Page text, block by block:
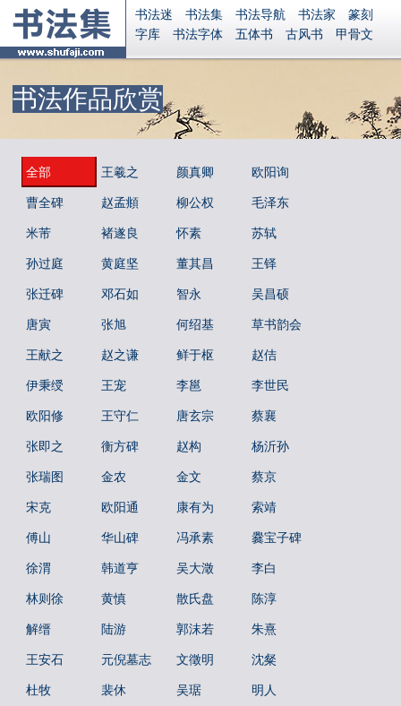
书法迷 书法集 书法导航 书法家
篆刻
字库
书法字体 五体书 古风书
甲骨文
集字
古籍
中医 电子书
商城
起名
识字 英语 签名
硬筆字
Ai矢量
P图宝 南无阿弥陀佛
书法作品欣赏
全部 王羲之 颜真卿 欧阳询
曹全碑 赵孟頫 柳公权 毛泽东
米芾 褚遂良 怀素 苏轼
孙过庭 黄庭坚 董其昌 王铎
张迁碑 邓石如 智永 吴昌硕
唐寅 张旭 何绍基 草书韵会
王献之 赵之谦 鲜于枢 赵佶
伊秉绶 王宠 李邕 李世民
欧阳修 王守仁 唐玄宗 蔡襄
张即之 衡方碑 赵构 杨沂孙
张瑞图 金农 金文 蔡京
宋克 欧阳通 康有为 索靖
傅山 华山碑 冯承素 爨宝子碑
徐渭 韩道亨 吴大澂 李白
林则徐 黄慎 散氏盘 陈淳
解缙 陆游 郭沫若 朱熹
王安石 元倪墓志 文徵明 沈粲
杜牧 裴休 吴琚 明人